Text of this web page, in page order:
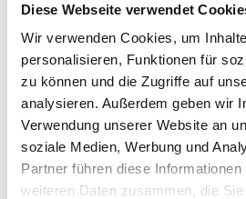
Diese Webseite verwendet
Wir verwenden Cookies, um
personalisieren, Funktionen für
zu können und die Zugriffe auf
analysieren. Außerdem geben wir
Verwendung unserer Website an
soziale Medien, Werbung und
Partner führen diese
weiteren Daten zusammen, die
Beziazychni. Kommen Sie
ist frei.
Wir sind für Sie da